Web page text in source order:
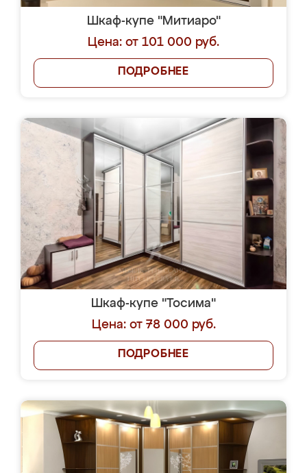
Шкаф-купе "Митиаро"
Цена: от 101 000 руб.
ПОДРОБНЕЕ
Шкаф-купе "Тосима"
Цена: от 78 000 руб.
ПОДРОБНЕЕ